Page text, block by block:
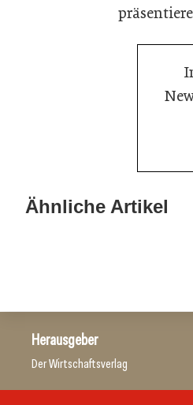
Ähnliche Artikel
Neun von zehn Betrieben
Herausgeber
Der Wirtschaftsverlag